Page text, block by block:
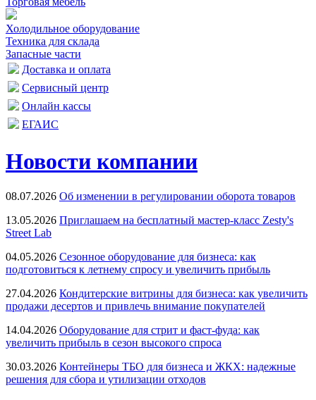
Холодильное оборудование
Техника для склада
Запасные части
Доставка и оплата
Сервисный центр
Онлайн кассы
ЕГАИС
Новости компании
08.07.2026 Об изменении в регулировании оборота товаров
13.05.2026 Приглашаем на бесплатный мастер-класс Zesty's
Street Lab
04.05.2026 Сезонное оборудование для бизнеса: как
подготовиться к летнему спросу и увеличить прибыль
27.04.2026 Кондитерские витрины для бизнеса: как увеличить
продажи десертов и привлечь внимание покупателей
14.04.2026 Оборудование для стрит и фаст-фуда: как
увеличить прибыль в сезон высокого спроса
30.03.2026 Контейнеры ТБО для бизнеса и ЖКХ: надежные
решения для сбора и утилизации отходов